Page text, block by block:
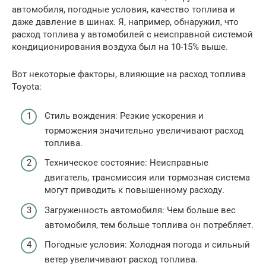
автомобиля, погодные условия, качество топлива и
даже давление в шинах. Я, например, обнаружил, что
расход топлива у автомобилей с неисправной системой
кондиционирования воздуха был на 10-15% выше.
Вот некоторые факторы, влияющие на расход топлива
Toyota:
Стиль вождения: Резкие ускорения и
торможения значительно увеличивают расход
топлива.
Техническое состояние: Неисправные
двигатель, трансмиссия или тормозная система
могут приводить к повышенному расходу.
Загруженность автомобиля: Чем больше вес
автомобиля, тем больше топлива он потребляет.
Погодные условия: Холодная погода и сильный
ветер увеличивают расход топлива.